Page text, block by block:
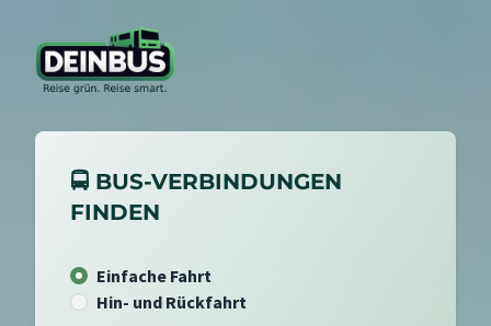
🚍 BUS-VERBINDUNGEN
FINDEN
Einfache Fahrt
Hin- und Rückfahrt